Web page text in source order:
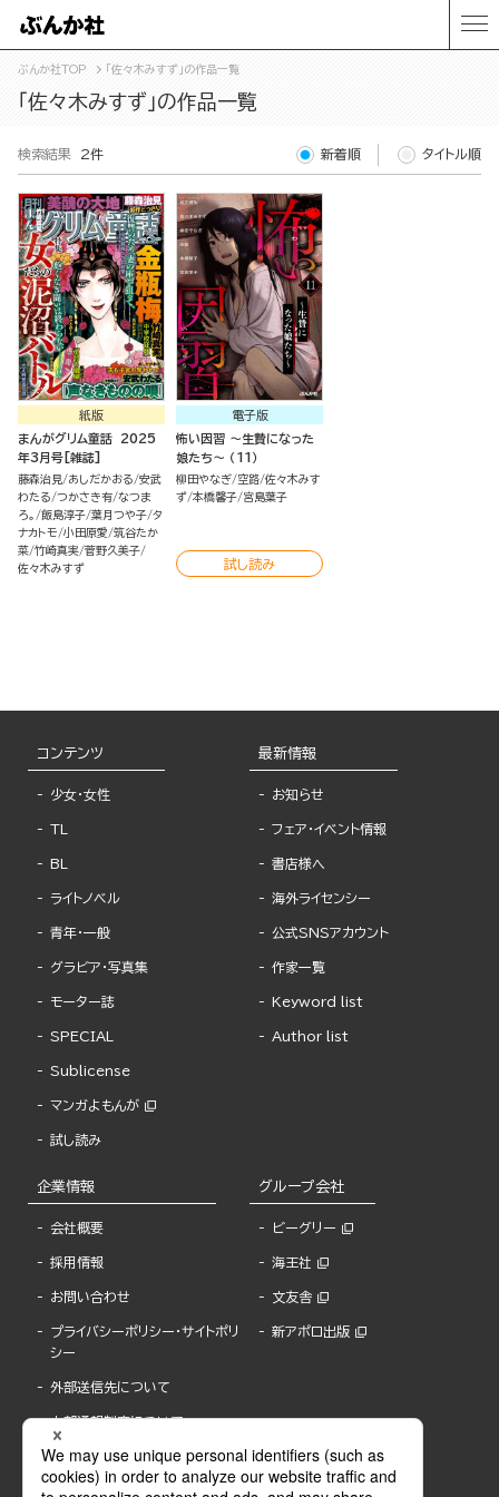
ぶんか社TOP 「佐々木みすず」の作品一覧
「佐々木みすず」の作品一覧
検索結果 2件 新着順 タイトル順
紙版
まんがグリム童話 2025
年3月号[雑誌]
藤森治見 あしだかおる 安武
わたる つかさき有 なつま
ろ。
飯島淳子 葉月つや子 タ
ナカトモ 小田原愛 筑谷たか
菜 竹崎真実 菅野久美子
佐々木みすず
電子版
怖い因習 ～生贄になった
娘たち～ （11）
柳田やなぎ 空路 佐々木みす
ず 本橋馨子 宮島葉子
試し読み
コンテンツ
少女・女性
TL
BL
ライトノベル
青年・一般
グラビア・写真集
モーター誌
SPECIAL
Sublicense
マンガよもんが
試し読み
最新情報
お知らせ
フェア・イベント情報
書店様へ
海外ライセンシー
公式SNSアカウント
作家一覧
Keyword list
Author list
企業情報
会社概要
採用情報
お問い合わせ
プライバシーポリシー・サイトポリ
シー
外部送信先について
内部通報制度について
グループ会社
ビーグリー
海王社
文友舎
新アポロ出版